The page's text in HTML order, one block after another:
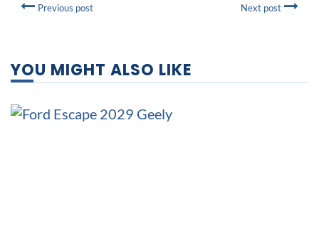
Previous post Next post
YOU MIGHT ALSO LIKE